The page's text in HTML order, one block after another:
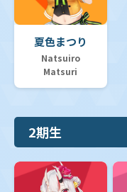
夏色まつり
Natsuiro
Matsuri
2期生